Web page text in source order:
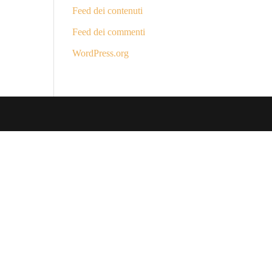
Feed dei contenuti
Feed dei commenti
WordPress.org